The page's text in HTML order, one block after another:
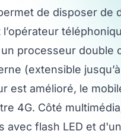
de disposer
processeur double
(extensible
est amélioré, le
4G. Côté
avec flash LED et